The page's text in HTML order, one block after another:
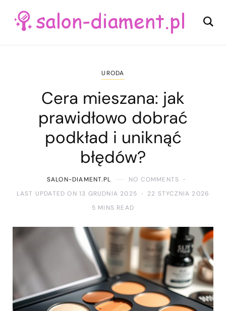
URODA
Cera mieszana: jak
prawidłowo dobrać
podkład i uniknąć
błędów?
SALON-DIAMENT.PL
NO COMMENTS
LAST UPDATED ON 13 GRUDNIA 2025
22 STYCZNIA 2026
5 MINS READ